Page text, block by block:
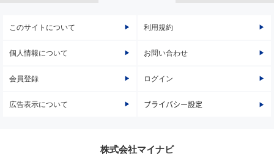
このサイトについて 利用規約
個人情報について お問い合わせ
会員登録 ログイン
広告表示について プライバシー設定
株式会社マイナビ